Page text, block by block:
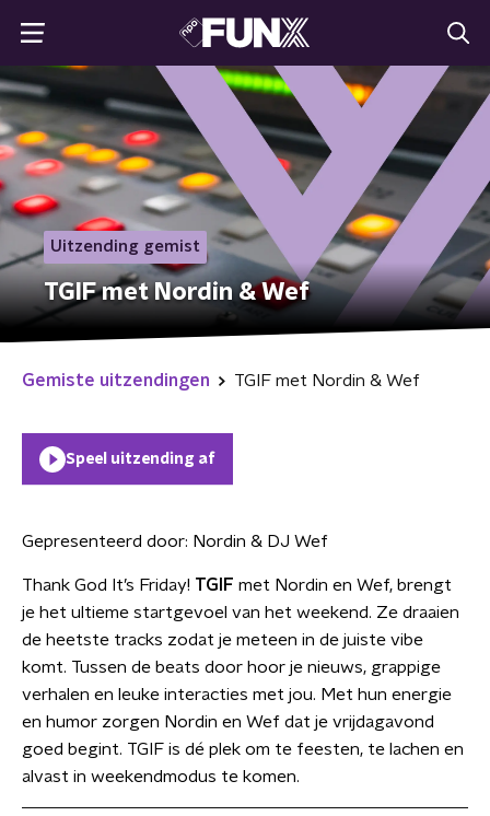
Uitzending gemist
TGIF met Nordin & Wef
Gemiste uitzendingen TGIF met Nordin & Wef
Speel uitzending af
Gepresenteerd door: Nordin & DJ Wef
Thank God It’s Friday! TGIF met Nordin en Wef, brengt
je het ultieme startgevoel van het weekend. Ze draaien
de heetste tracks zodat je meteen in de juiste vibe
komt. Tussen de beats door hoor je nieuws, grappige
verhalen en leuke interacties met jou. Met hun energie
en humor zorgen Nordin en Wef dat je vrijdagavond
goed begint. TGIF is dé plek om te feesten, te lachen en
alvast in weekendmodus te komen.